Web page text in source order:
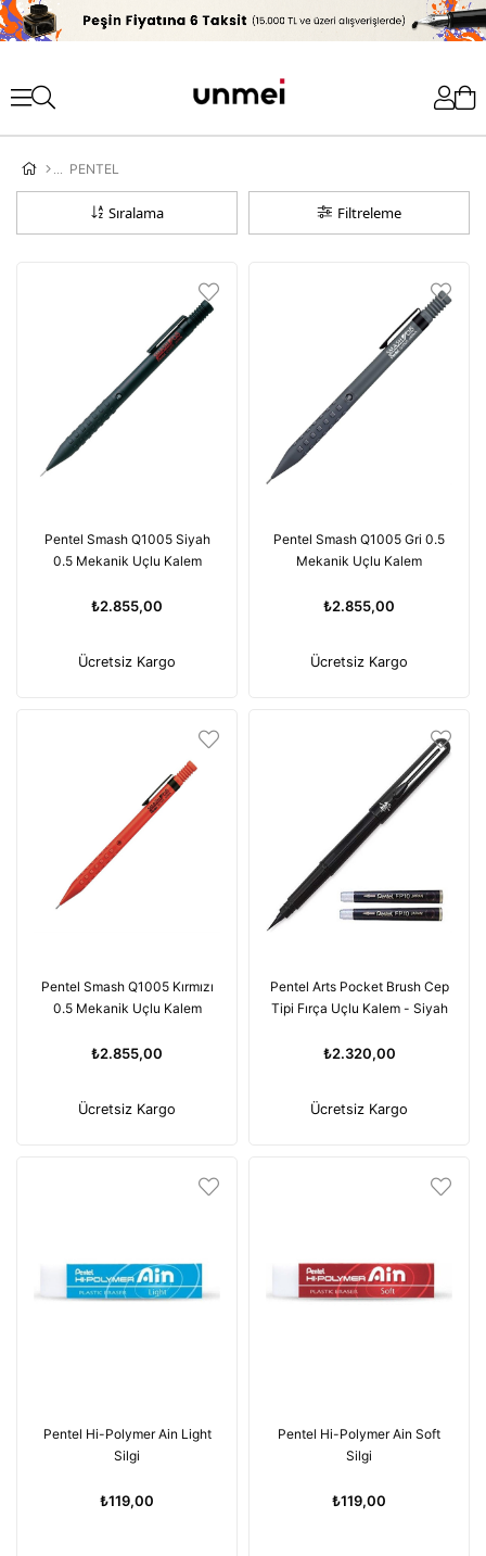
'
PENTEL
Filtreleme
Sıralama
Pentel Smash Q1005 Siyah
0.5 Mekanik Uçlu Kalem
₺2.855,00
Ücretsiz Kargo
Pentel Smash Q1005 Gri 0.5
Mekanik Uçlu Kalem
₺2.855,00
Ücretsiz Kargo
Pentel Smash Q1005 Kırmızı
0.5 Mekanik Uçlu Kalem
₺2.855,00
Ücretsiz Kargo
Pentel Arts Pocket Brush Cep
Tipi Fırça Uçlu Kalem - Siyah
₺2.320,00
Ücretsiz Kargo
Pentel Hi-Polymer Ain Light
Silgi
₺119,00
Pentel Hi-Polymer Ain Soft
Silgi
₺119,00